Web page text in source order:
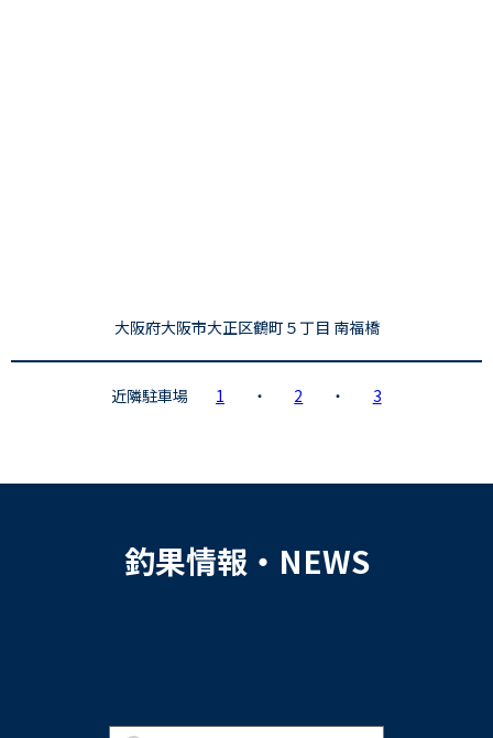
大阪府大阪市大正区鶴町５丁目 南福橋
近隣駐車場 1 ・ 2 ・ 3
釣果情報・NEWS